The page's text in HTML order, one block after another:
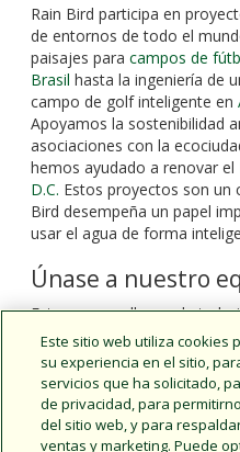
Rain Bird participa en
de entornos de todo el
paisajes para campos de
Brasil hasta la ingeniería de
campo de golf inteligente en
Apoyamos la sostenibilidad
asociaciones con la
hemos ayudado a renovar el
D.C. Estos proyectos son un
Bird desempeña un papel
usar el agua de forma
Únase a nuestro
Estamos orgullosos de
el tratamiento honesto y
diversas comunidades. Si
equipo, siga el enlace de
oportunidades actuales y
Este sitio web utiliza cookies
su experiencia en el sitio,
servicios que ha solicitado,
de privacidad, para
del sitio web, y para
ventas y marketing. Puede